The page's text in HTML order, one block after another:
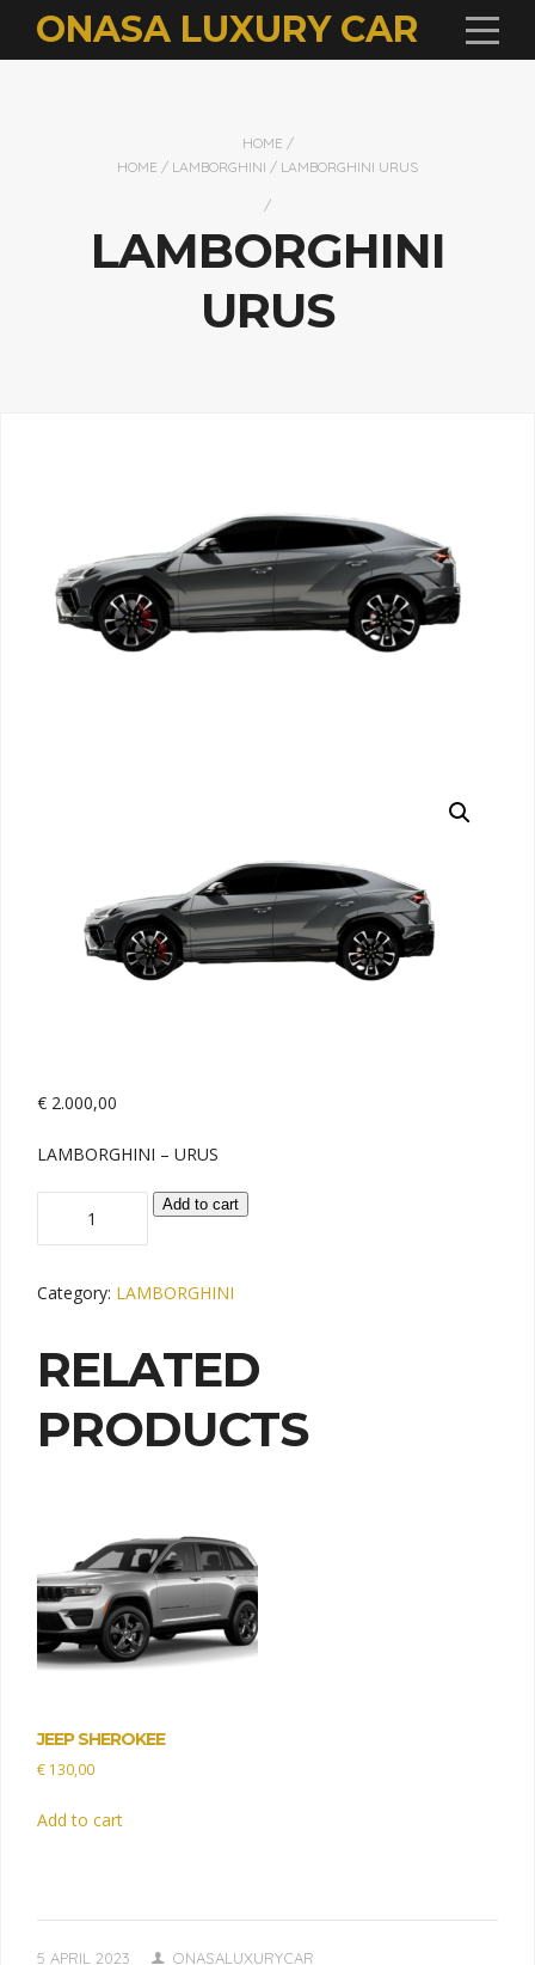
ONASA LUXURY CAR
HOME /
HOME / LAMBORGHINI / LAMBORGHINI URUS
/
LAMBORGHINI
URUS
€ 2.000,00
LAMBORGHINI – URUS
Add to cart
Category: LAMBORGHINI
RELATED
PRODUCTS
JEEP SHEROKEE
€ 130,00
Add to cart
5 APRIL 2023 ONASALUXURYCAR